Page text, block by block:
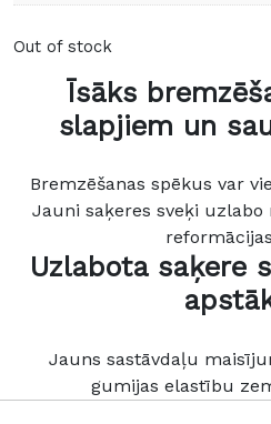
Out of stock
Īsāks
slapjiem un
Bremzēšanas spēkus var
Jauni saķeres sveķi
Uzlabota saķere
Jauns sastāvdaļu
gumijas elastību